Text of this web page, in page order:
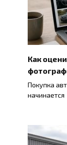
Как
Покупка
начинается